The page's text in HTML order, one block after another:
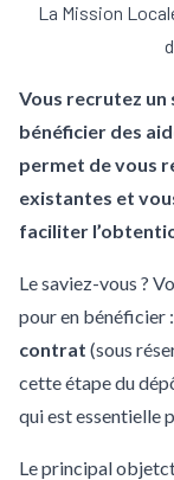
La Mission
Vous recrutez un
bénéficier des
permet de vous
existantes et
faciliter
Le saviez-vous ?
pour en bénéficier :
contrat (sous
cette étape du
qui est essentielle
Le principal